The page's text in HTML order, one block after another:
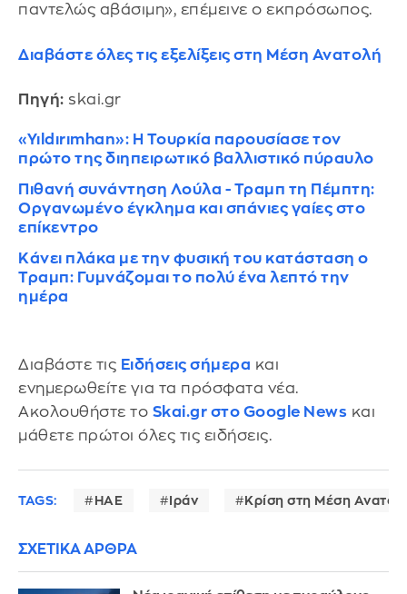
παντελώς αβάσιμη», επέμεινε ο εκπρόσωπος.
Διαβάστε όλες τις εξελίξεις στη Μέση Ανατολή
Πηγή: skai.gr
«Yıldırımhan»: Η Τουρκία παρουσίασε τον
πρώτο της διηπειρωτικό βαλλιστικό πύραυλο
Πιθανή συνάντηση Λούλα - Τραμπ τη Πέμπτη:
Οργανωμένο έγκλημα και σπάνιες γαίες στο
επίκεντρο
Κάνει πλάκα με την φυσική του κατάσταση ο
Τραμπ: Γυμνάζομαι το πολύ ένα λεπτό την
ημέρα
Διαβάστε τις Ειδήσεις σήμερα και
ενημερωθείτε για τα πρόσφατα νέα.
Ακολουθήστε το Skai.gr στο Google News και
μάθετε πρώτοι όλες τις ειδήσεις.
TAGS: ΗΑΕ Ιράν Κρίση στη Μέση
ΣΧΕΤΙΚΑ ΑΡΘΡΑ